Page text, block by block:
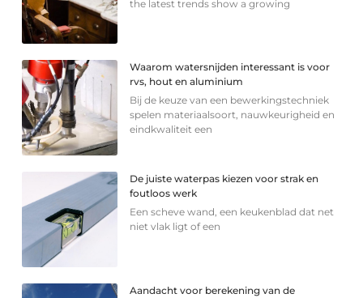
the latest trends show a growing
Waarom watersnijden interessant is voor
rvs, hout en aluminium
Bij de keuze van een bewerkingstechniek
spelen materiaalsoort, nauwkeurigheid en
eindkwaliteit een
De juiste waterpas kiezen voor strak en
foutloos werk
Een scheve wand, een keukenblad dat net
niet vlak ligt of een
Aandacht voor berekening van de